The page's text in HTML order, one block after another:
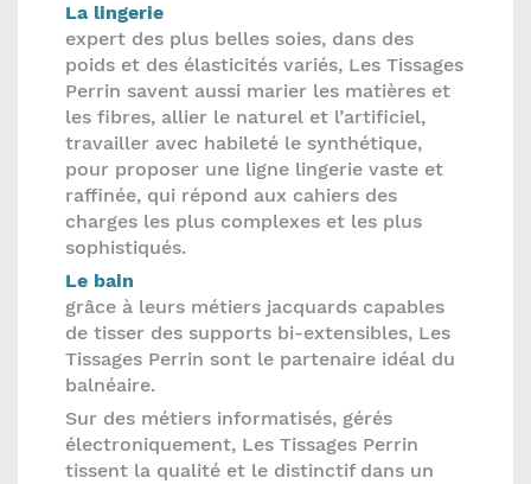
La lingerie
expert des plus belles soies, dans des
poids et des élasticités variés, Les Tissages
Perrin savent aussi marier les matières et
les fibres, allier le naturel et l’artificiel,
travailler avec habileté le synthétique,
pour proposer une ligne lingerie vaste et
raffinée, qui répond aux cahiers des
charges les plus complexes et les plus
sophistiqués.
Le bain
grâce à leurs métiers jacquards capables
de tisser des supports bi-extensibles, Les
Tissages Perrin sont le partenaire idéal du
balnéaire.
Sur des métiers informatisés, gérés
électroniquement, Les Tissages Perrin
tissent la qualité et le distinctif dans un